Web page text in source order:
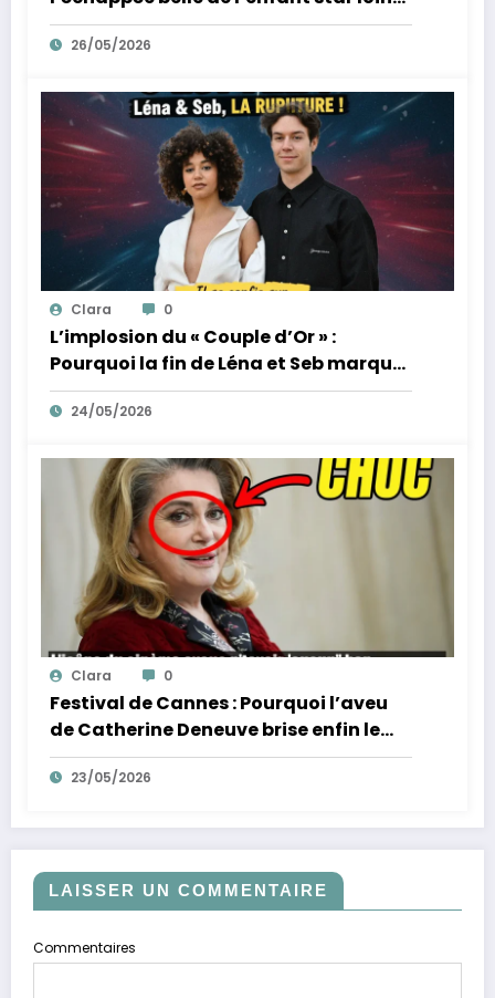
des tumultes familiaux.
26/05/2026
Clara 0
L’implosion du « Couple d’Or » :
Pourquoi la fin de Léna et Seb marque
la fin de l’innocence sur YouTube
24/05/2026
Clara 0
Festival de Cannes : Pourquoi l’aveu
de Catherine Deneuve brise enfin le
mythe de la Croisette
23/05/2026
LAISSER UN COMMENTAIRE
Commentaires